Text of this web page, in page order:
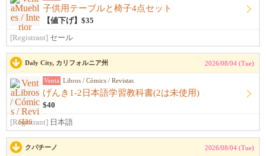
子供用テーブルと椅子4点セット
【値下げ】$35
[Registrant] セール
Daly City, カリフォルニア州 2026/08/04 (Tue)
Venta Libros / Cómics / Revistas
げんき1-2日本語学習教科書(2は未使用)
$40
[Registrant] 日本語
クパチーノ 2026/08/04 (Tue)